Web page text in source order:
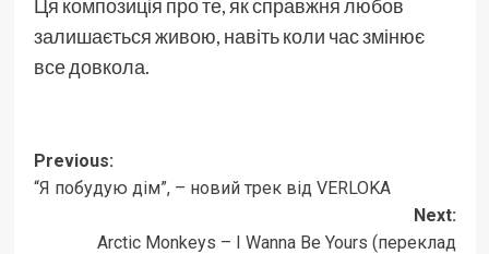
Ця композиція про те, як справжня любов
залишається живою, навіть коли час змінює
все довкола.
Post
navigation
Previous:
“Я побудую дім”, – новий трек від VERLOKA
Next:
Arctic Monkeys – I Wanna Be Yours (переклад